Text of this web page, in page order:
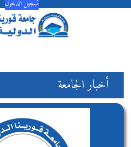
تسجيل الدخول
أخبار الجامعة